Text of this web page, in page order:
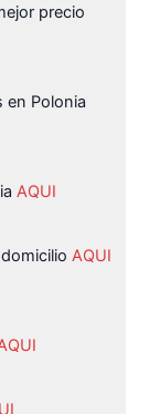
precio
en Polonia
AQUI
AQUI